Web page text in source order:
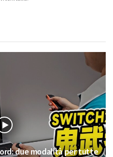
due modalità per tutte